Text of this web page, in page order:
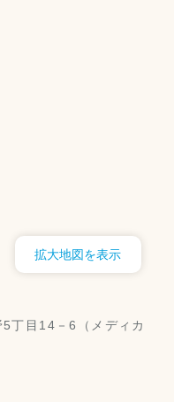
拡大地図を表示
丁目14－6（メディカ